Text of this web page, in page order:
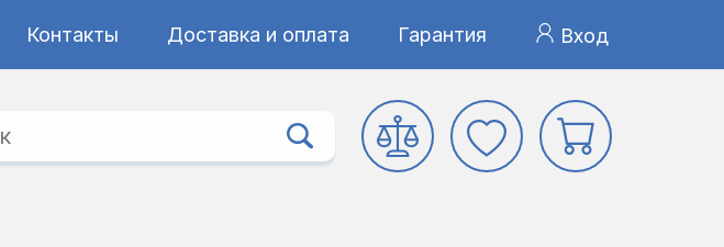
Контакты Доставка и оплата Гарантия Вход